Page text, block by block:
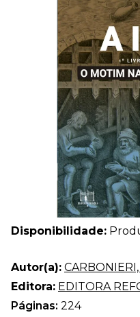
Disponibilidade:
Autor(a):
Editora: EDITORA
Páginas: 224